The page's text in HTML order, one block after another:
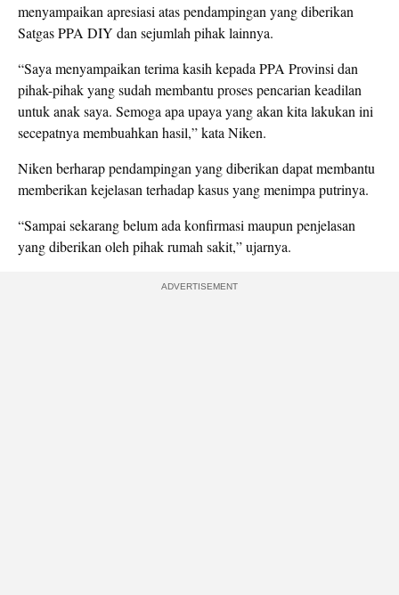
menyampaikan apresiasi atas pendampingan yang diberikan
Satgas PPA DIY dan sejumlah pihak lainnya.
“Saya menyampaikan terima kasih kepada PPA Provinsi dan
pihak-pihak yang sudah membantu proses pencarian keadilan
untuk anak saya. Semoga apa upaya yang akan kita lakukan ini
secepatnya membuahkan hasil,” kata Niken.
Niken berharap pendampingan yang diberikan dapat membantu
memberikan kejelasan terhadap kasus yang menimpa putrinya.
“Sampai sekarang belum ada konfirmasi maupun penjelasan
yang diberikan oleh pihak rumah sakit,” ujarnya.
ADVERTISEMENT